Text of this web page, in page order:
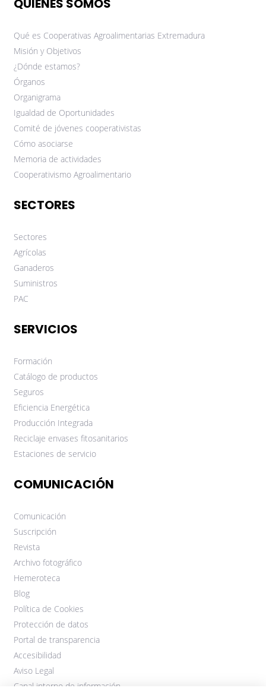
QUIÉNES SOMOS
Qué es Cooperativas Agroalimentarias Extremadura
Misión y Objetivos
¿Dónde estamos?
Órganos
Organigrama
Igualdad de Oportunidades
Comité de jóvenes cooperativistas
Cómo asociarse
Memoria de actividades
Cooperativismo Agroalimentario
SECTORES
Sectores
Agrícolas
Ganaderos
Suministros
PAC
SERVICIOS
Formación
Catálogo de productos
Seguros
Eficiencia Energética
Producción Integrada
Reciclaje envases fitosanitarios
Estaciones de servicio
COMUNICACIÓN
Comunicación
Suscripción
Revista
Archivo fotográfico
Hemeroteca
Blog
Política de Cookies
Protección de datos
Portal de transparencia
Accesibilidad
Aviso Legal
Canal interno de información